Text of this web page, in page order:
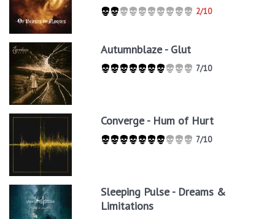
2/10
Autumnblaze - Glut
7/10
Converge - Hum of Hurt
7/10
Sleeping Pulse - Dreams &
Limitations